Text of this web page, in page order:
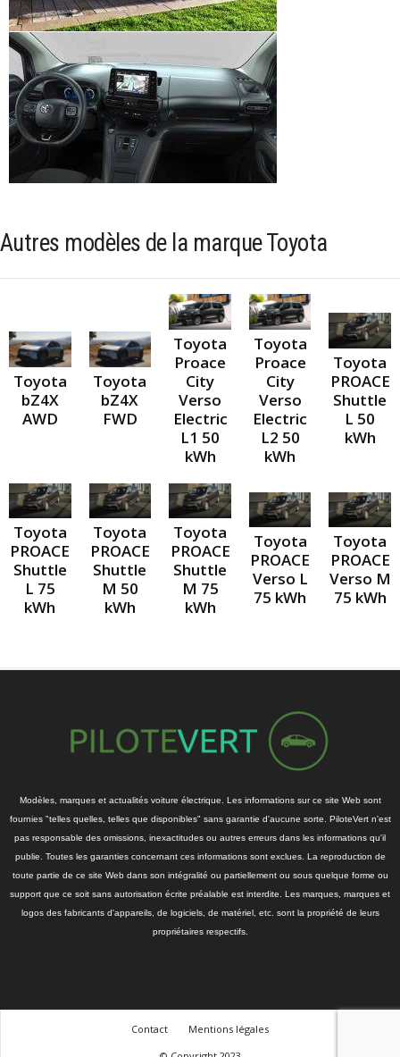
Autres modèles de la marque Toyota
Toyota
bZ4X
AWD
Toyota
bZ4X
FWD
Toyota
Proace
City
Verso
Electric
L1 50
kWh
Toyota
Proace
City
Verso
Electric
L2 50
kWh
Toyota
PROACE
Shuttle
L 50
kWh
Toyota
PROACE
Shuttle
L 75
kWh
Toyota
PROACE
Shuttle
M 50
kWh
Toyota
PROACE
Shuttle
M 75
kWh
Toyota
PROACE
Verso L
75 kWh
Toyota
PROACE
Verso M
75 kWh
Modèles, marques et actualités voiture électrique. Les informations sur ce site Web sont
fournies "telles quelles, telles que disponibles" sans garantie d'aucune sorte. PiloteVert n'est
pas responsable des omissions, inexactitudes ou autres erreurs dans les informations qu'il
publie. Toutes les garanties concernant ces informations sont exclues. La reproduction de
toute partie de ce site Web dans son intégralité ou partiellement ou sous quelque forme ou
support que ce soit sans autorisation écrite préalable est interdite. Les marques, marques et
logos des fabricants d'appareils, de logiciels, de matériel, etc. sont la propriété de leurs
propriétaires respectifs.
Contact
Mentions légales